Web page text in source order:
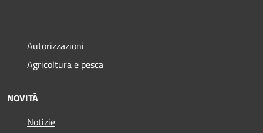
Autorizzazioni
Agricoltura e pesca
NOVITÀ
Notizie